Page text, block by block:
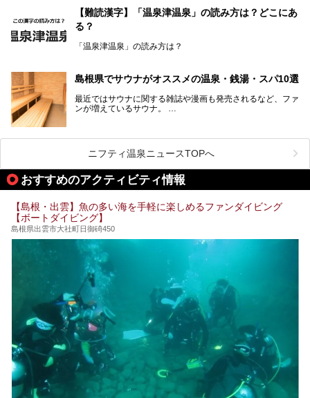
「さんべ温泉そばカフェ湯元」は日帰り温泉と、名物のそば
を提供するカフェという新しい営業スタイルで、観光客に限
らず地元民にも親しまれています。
宿泊をせずとも、気軽に源泉のお湯をつかった温泉と、美味
を経て現在のスタイルに辿り着いているのです。
【難読漢字】「温泉津温泉」の読み方は？どこにあ
る？
「温泉津温泉」の読み方は？
か？
島根県でサウナがオススメの温泉・銭湯・スパ10選
最近ではサウナに関する雑誌や漫画も発売されるなど、ファ
ンが増えているサウナ。
しかしサウナは一口にサウナと言っても、ドライサウナ、ス
チームサウナ、塩サウナなどが存在し、施設によって様々な
今回はそんな今話題のサウナが楽しめる、島根県内にあるオ
ススメ温泉・銭湯・スパを10件まとめてご紹介します。
ニフティ温泉ニュースTOPへ
おすすめのアクティビティ情報
【島根・出雲】魚の多い海を手軽に楽しめるファンダイビング
【ボートダイビング】
島根県出雲市大社町日御碕450